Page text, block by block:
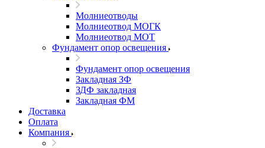
Молниеотводы
Молниеотвод МОГК
Молниеотвод МОТ
Фундамент опор освещения
Фундамент опор освещения
Закладная ЗФ
ЗДФ закладная
Закладная ФМ
Доставка
Оплата
Компания